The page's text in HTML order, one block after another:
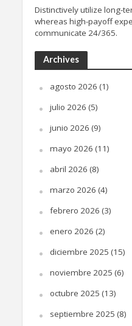
Distinctively utilize long-
whereas high-payoff
communicate 24/365.
Archives
agosto 2026 (1)
julio 2026 (5)
junio 2026 (9)
mayo 2026 (11)
abril 2026 (8)
marzo 2026 (4)
febrero 2026 (3)
enero 2026 (2)
diciembre 2025 (15)
noviembre 2025 (6)
octubre 2025 (13)
septiembre 2025 (8)